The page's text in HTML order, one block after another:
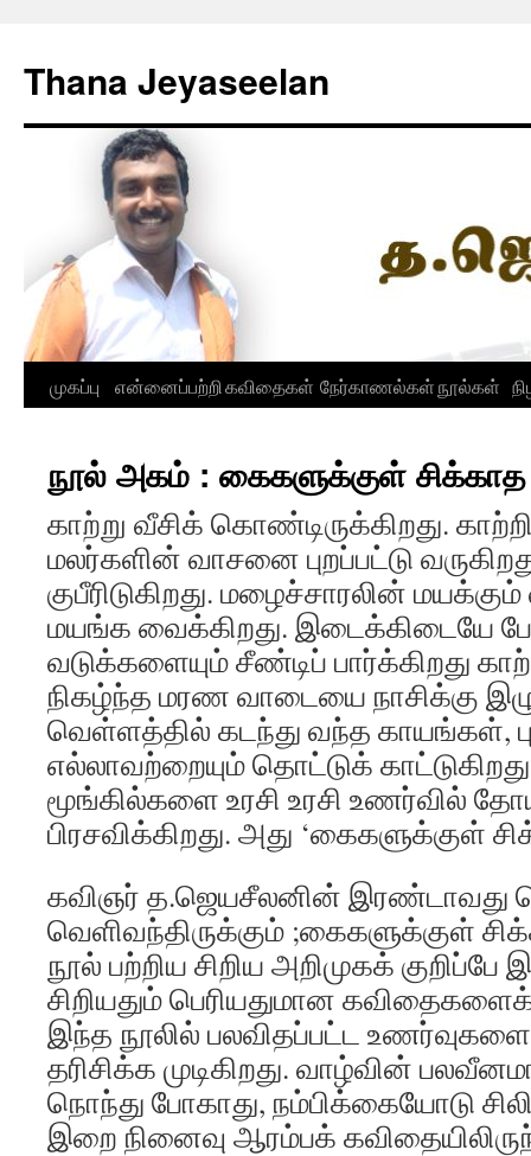
content
Thana Jeyaseelan
முகப்பு என்னைப்பற்றிகவிதைகள் நேர்காணல்கள்நூல்கள்
நூல் அகம் : கைகளுக்குள் சிக்காத
காற்று வீசிக் கொண்டிருக்கிறது.
மலர்களின் வாசனை புறப்பட்டு
குபீரிடுகிறது. மழைச்சாரலின்
மயங்க வைக்கிறது. இடைக்கிடையே
வடுக்களையும் சீண்டிப் பார்க்கிறது
நிகழ்ந்த மரண வாடையை நாசிக்கு
வெள்ளத்தில் கடந்து வந்த காயங்கள்,
எல்லாவற்றையும் தொட்டுக்
மூங்கில்களை உரசி உரசி உணர்வில்
பிரசவிக்கிறது. அது ‘கைகளுக்குள்
கவிஞர் த.ஜெயசீலனின் இரண்டாவது
வெளிவந்திருக்கும் ;கைகளுக்குள்
நூல் பற்றிய சிறிய அறிமுகக்
சிறியதும் பெரியதுமான
இந்த நூலில் பலவிதப்பட்ட
தரிசிக்க முடிகிறது. வாழ்வின்
நொந்து போகாது, நம்பிக்கையோடு
இறை நினைவு ஆரம்பக்